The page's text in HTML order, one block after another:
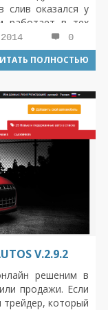
слив оказался у
работает в тех
0
ПОЛНОСТЬЮ
V.2.9.2
решеним в
продажи. Если
который